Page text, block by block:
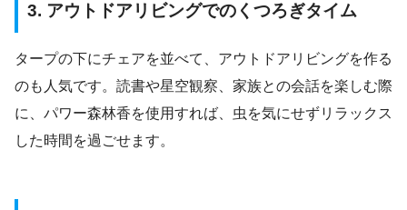
3. アウトドアリビングでのくつろぎタイム
タープの下にチェアを並べて、アウトドアリビングを作る
のも人気です。読書や星空観察、家族との会話を楽しむ際
に、パワー森林香を使用すれば、虫を気にせずリラックス
した時間を過ごせます。